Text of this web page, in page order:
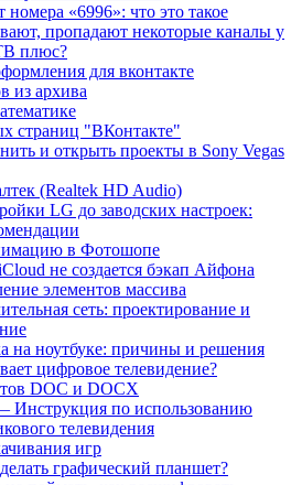
«6996»: что это такое
пропадают некоторые каналы у
плюс?
для вконтакте
из архива
страниц "ВКонтакте"
и открыть проекты в Sony Vegas
(Realtek HD Audio)
LG до заводских настроек:
в Фотошопе
не создается бэкап Айфона
элементов массива
сеть: проектирование и
на ноутбуке: причины и решения
цифровое телевидение?
DOC и DOCX
Инструкция по использованию
телевидения
игр
графический планшет?